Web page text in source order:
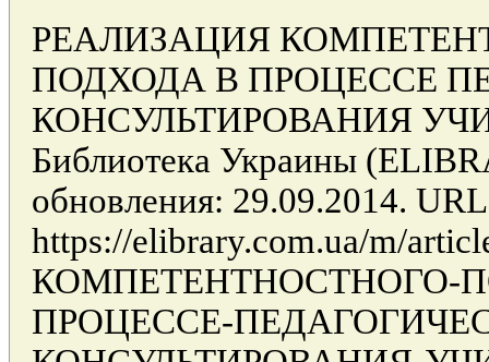
РЕАЛИЗАЦИЯ
ПОДХОДА В ПРОЦЕССЕ
КОНСУЛЬТИРОВАНИЯ
Библиотека Украины
обновления: 29.09.2014.
https://elibrary.com.ua/m/
КОМПЕТЕНТНОСТНОГО-
ПРОЦЕССЕ-